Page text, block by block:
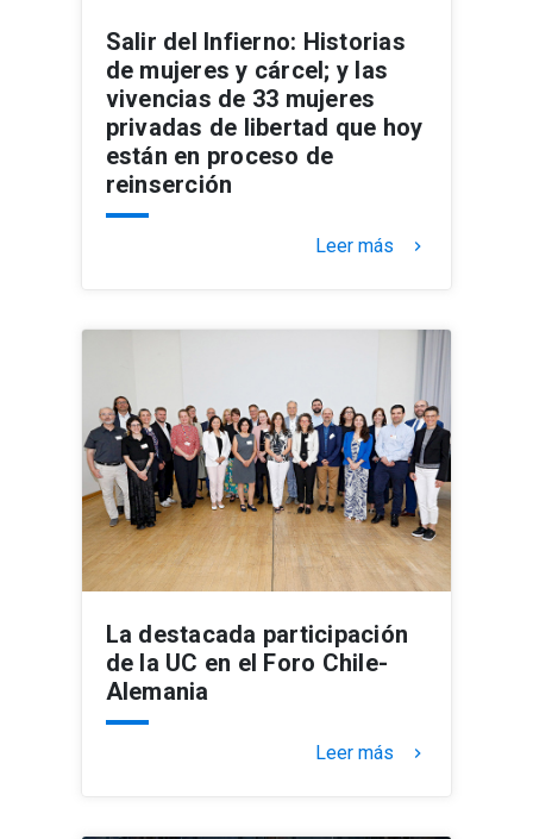
Salir del Infierno: Historias
de mujeres y cárcel; y las
vivencias de 33 mujeres
privadas de libertad que hoy
están en proceso de
reinserción
Leer más keyboard_arrow_right
La destacada participación
de la UC en el Foro Chile-
Alemania
Leer más keyboard_arrow_right